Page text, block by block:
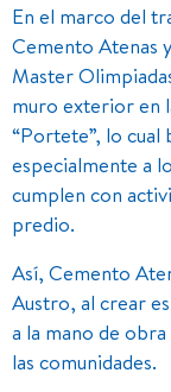
En el marco del
Cemento Atenas
Master
muro exterior en
“Portete”, lo cual
especialmente a
cumplen con
predio.
Así, Cemento
Austro, al crear
a la mano de
las comunidades.